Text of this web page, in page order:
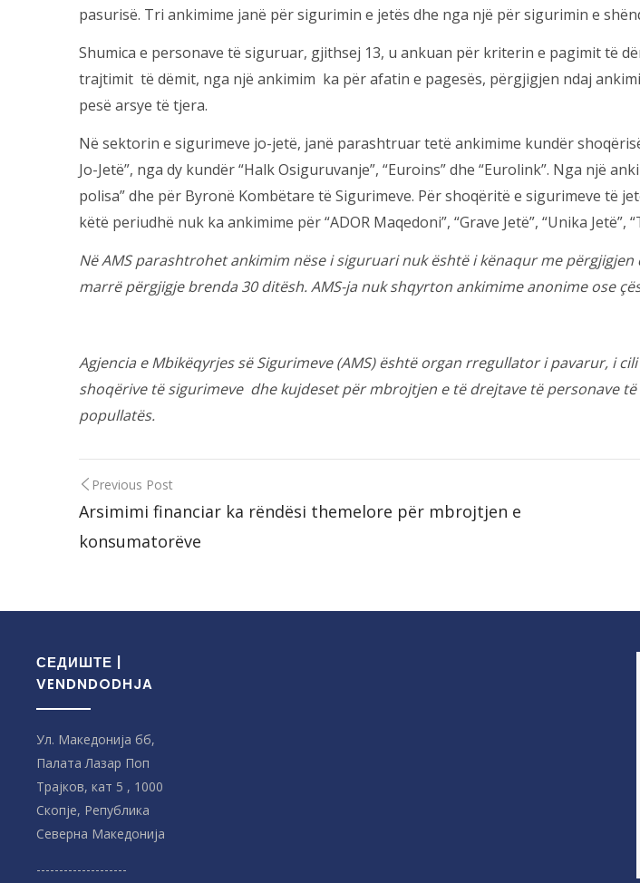
pasurisë. Tri ankimime janë për sigurimin e jetës dhe nga një për sigurimin e
Shumica e personave të siguruar, gjithsej 13, u ankuan për kriterin e pagimit të
trajtimit të dëmit, nga një ankimim ka për afatin e pagesës, përgjigjen ndaj
pesë arsye të tjera.
Në sektorin e sigurimeve jo-jetë, janë parashtruar tetë ankimime kundër
Jo-Jetë”, nga dy kundër “Halk Osiguruvanje”, “Euroins” dhe “Eurolink”. Nga një
polisa” dhe për Byronë Kombëtare të Sigurimeve. Për shoqëritë e sigurimeve të
këtë periudhë nuk ka ankimime për “ADOR Maqedoni”, “Grave Jetë”, “Unika Jetë”,
Në AMS parashtrohet ankimim nëse i siguruari nuk është i kënaqur me
marrë përgjigje brenda 30 ditësh. AMS-ja nuk shqyrton ankimime anonime ose
Agjencia e Mbikëqyrjes së Sigurimeve (AMS) është organ rregullator i pavarur, i
shoqërive të sigurimeve dhe kujdeset për mbrojtjen e të drejtave të personave
popullatës.
Previous Post
Arsimimi financiar ka rëndësi themelore për mbrojtjen e
konsumatorëve
СЕДИШТЕ |
VENDNDODHJA
Ул. Македонија бб,
Палата Лазар Поп
Трајков, кат 5 , 1000
Скопје, Република
Северна Македонијa
--------------------